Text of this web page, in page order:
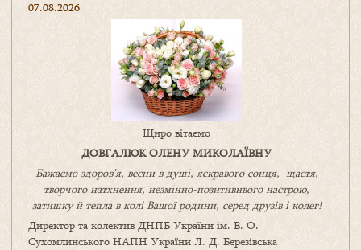
07.08.2026
Щиро вітаємо
ДОВГАЛЮК ОЛЕНУ МИКОЛАЇВНУ
Бажаємо здоров’я, весни в душі, яскравого сонця, щастя,
творчого натхнення, незмінно-позитивнвого настрою,
затишкуйтепла в коліВашоїродини, серед друзів і колег!
Директор та колектив ДНПБ України ім. В. О.
Сухомлинського НАПН України Л. Д. Березівська